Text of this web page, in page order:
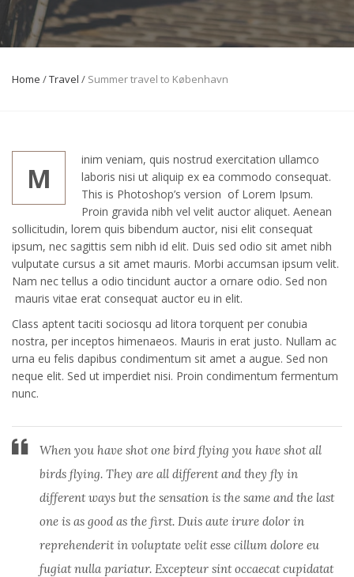
Home /Travel / Summer travel to København
M
inim veniam, quis nostrud exercitation ullamco
laboris nisi ut aliquip ex ea commodo consequat.
This is Photoshop’s version of Lorem Ipsum.
Proin gravida nibh vel velit auctor aliquet. Aenean
sollicitudin, lorem quis bibendum auctor, nisi elit consequat
ipsum, nec sagittis sem nibh id elit. Duis sed odio sit amet nibh
vulputate cursus a sit amet mauris. Morbi accumsan ipsum velit.
Nam nec tellus a odio tincidunt auctor a ornare odio. Sed non
mauris vitae erat consequat auctor eu in elit.
Class aptent taciti sociosqu ad litora torquent per conubia
nostra, per inceptos himenaeos. Mauris in erat justo. Nullam ac
urna eu felis dapibus condimentum sit amet a augue. Sed non
neque elit. Sed ut imperdiet nisi. Proin condimentum fermentum
nunc.
When you have shot one bird flying you have shot all
birds flying. They are all different and they fly in
different ways but the sensation is the same and the last
one is as good as the first. Duis aute irure dolor in
reprehenderit in voluptate velit esse cillum dolore eu
fugiat nulla pariatur. Excepteur sint occaecat cupidatat